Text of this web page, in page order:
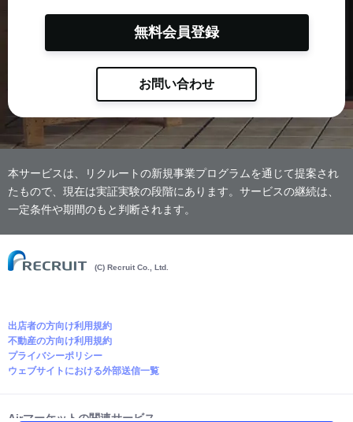
無料会員登録
お問い合わせ
本サービスは、リクルートの新規事業プログラムを通じて提案され
たもので、現在は実証実験の段階にあります。サービスの継続は、
一定条件や期間のもと判断されます。
(C) Recruit Co., Ltd.
出店者の方向け利用規約
不動産の方向け利用規約
プライバシーポリシー
ウェブサイトにおける外部送信一覧
Airマーケットの関連サービス